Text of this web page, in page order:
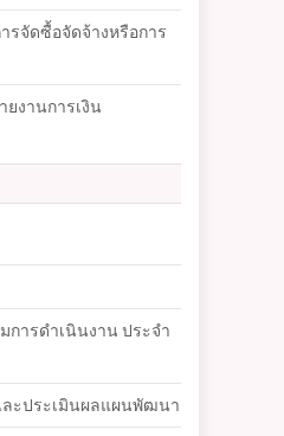
รจัดซื้อจัดจ้างหรือการ
ยงานการเงิน
การดำเนินงาน ประจำ
ะประเมินผลแผนพัฒนา